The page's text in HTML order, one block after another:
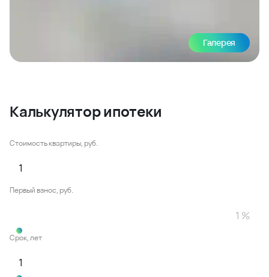
Галерея
Калькулятор ипотеки
Стоимость квартиры, руб.
Первый взнос, руб.
Срок, лет